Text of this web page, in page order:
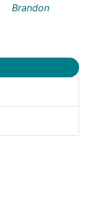
Brandon